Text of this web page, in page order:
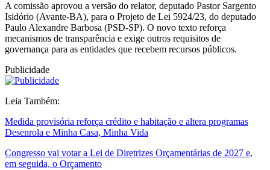
A comissão aprovou a versão do relator, deputado Pastor Sargento
Isidório (Avante-BA), para o Projeto de Lei 5924/23, do deputado
Paulo Alexandre Barbosa (PSD-SP). O novo texto reforça
mecanismos de transparência e exige outros requisitos de
governança para as entidades que recebem recursos públicos.
Publicidade
Leia Também:
Medida provisória reforça crédito e habitação e altera programas
Desenrola e Minha Casa, Minha Vida
Congresso vai votar a Lei de Diretrizes Orçamentárias de 2027 e,
em seguida, o Orçamento